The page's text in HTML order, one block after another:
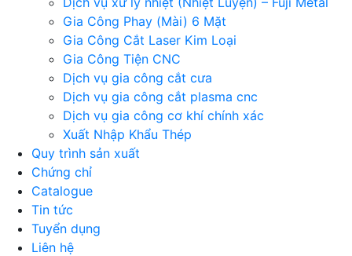
Gia Công Phay (Mài) 6 Mặt
Gia Công Cắt Laser Kim Loại
Gia Công Tiện CNC
Dịch vụ gia công cắt cưa
Dịch vụ gia công cắt plasma cnc
Dịch vụ gia công cơ khí chính xác
Xuất Nhập Khẩu Thép
Quy trình sản xuất
Chứng chỉ
Catalogue
Tin tức
Tuyển dụng
Liên hệ